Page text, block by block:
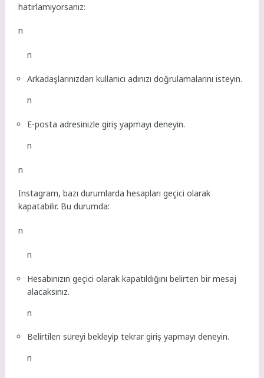
hatırlamıyorsanız:
n
n
Arkadaşlarınızdan kullanıcı adınızı doğrulamalarını isteyin.
n
E-posta adresinizle giriş yapmayı deneyin.
n
n
Instagram, bazı durumlarda hesapları geçici olarak
kapatabilir. Bu durumda:
n
n
Hesabınızın geçici olarak kapatıldığını belirten bir mesaj
alacaksınız.
n
Belirtilen süreyi bekleyip tekrar giriş yapmayı deneyin.
n